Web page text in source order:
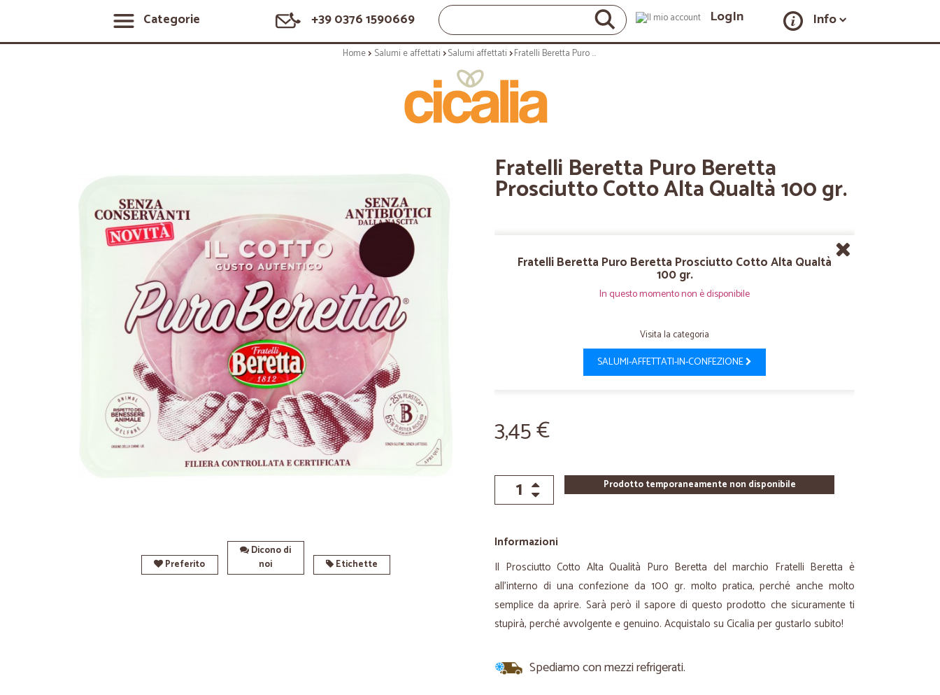
Categorie +39 0376 1590669 LogIn Info
Home Salumi e affettati Salumi affettati Fratelli Beretta Puro Beretta Prosciutto Cotto Alta Qualtà 100 gr.
Preferito
Dicono di
noi
Etichette
Fratelli Beretta Puro Beretta
Prosciutto Cotto Alta Qualtà 100 gr.
Fratelli Beretta Puro Beretta Prosciutto Cotto Alta Qualtà
100 gr.
In questo momento non è disponibile
Visita la categoria
SALUMI-AFFETTATI-IN-CONFEZIONE
3,45 €
Prodotto temporaneamente non disponibile
Informazioni
Il Prosciutto Cotto Alta Qualità Puro Beretta del marchio Fratelli Beretta è
all’interno di una confezione da 100 gr. molto pratica, perché anche molto
semplice da aprire. Sarà però il sapore di questo prodotto che sicuramente ti
stupirà, perché avvolgente e genuino. Acquistalo su Cicalia per gustarlo subito!
Spediamo con mezzi refrigerati.